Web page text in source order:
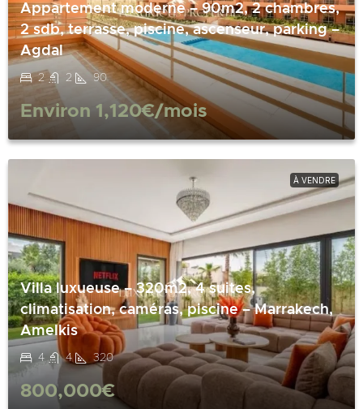
Appartement moderne – 90m2, 2 chambres,
2 sdb, terrasse, piscine, ascenseur, parking –
Agdal
2 2 90
Environ 1,120€/mois
À VENDRE
Villa luxueuse – 320m2, 4 suites,
climatisation, caméras, piscine – Marrakech,
Amelkis
4 4 320
800,000€